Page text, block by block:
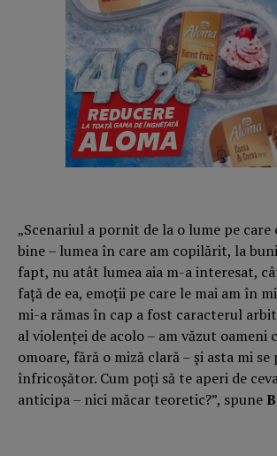
„Scenariul a pornit de la o lume pe
bine – lumea în care am copilărit, la
fapt, nu atât lumea aia m-a interesat,
faţă de ea, emoţii pe care le mai am în
mi-a rămas în cap a fost caracterul
al violenţei de acolo – am văzut oameni
omoare, fără o miză clară – şi asta mi se
înfricoşător. Cum poţi să te aperi de
anticipa – nici măcar teoretic?”, spune